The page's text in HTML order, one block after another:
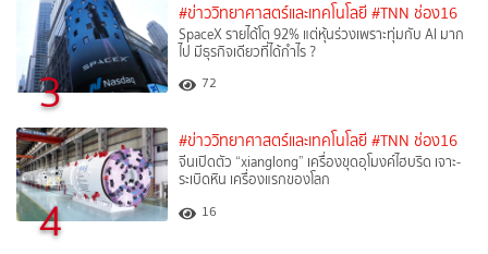
3
#ข่าววิทยาศาสตร์และเทคโนโลยี #TNN ช่อง16
SpaceX รายได้โต 92% แต่หุ้นร่วงเพราะทุ่มกับ AI มาก
ไป มีธุรกิจเดียวที่ได้กำไร ?
72
4
#ข่าววิทยาศาสตร์และเทคโนโลยี #TNN ช่อง16
จีนเปิดตัว “xianglong” เครื่องขุดอุโมงค์ไฮบริด เจาะ-
ระเบิดหิน เครื่องแรกของโลก
16